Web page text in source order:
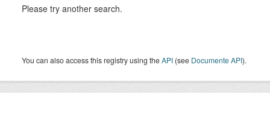
Please try another search.
You can also access this registry using theAPI (see Documente API).